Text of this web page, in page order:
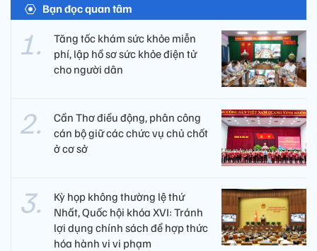
Bạn đọc quan tâm
Tăng tốc khám sức khỏe miễn
phí, lập hồ sơ sức khỏe điện tử
cho người dân
Cần Thơ điều động, phân công
cán bộ giữ các chức vụ chủ chốt
ở cơ sở
Kỳ họp không thường lệ thứ
Nhất, Quốc hội khóa XVI: Tránh
lợi dụng chính sách để hợp thức
hóa hành vi vi phạm